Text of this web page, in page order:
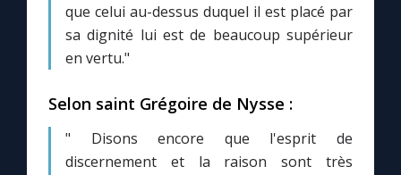
que celui au-dessus duquel il est placé par
sa dignité lui est de beaucoup supérieur
en vertu."
Selon saint Grégoire de Nysse :
" Disons encore que l'esprit de
discernement et la raison sont très